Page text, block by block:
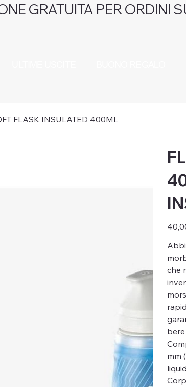
GRATUITA PER ORDINI
FLASK INSULATED 400ML
Prezzo
che
mm